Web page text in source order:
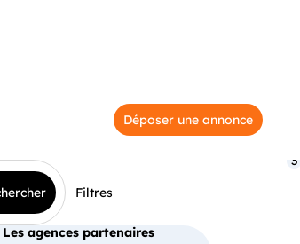
Déposer une annonce
Filtres
3
Les agences partenaires